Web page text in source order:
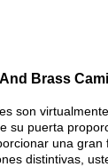
Brass
son
su puerta
una
distintivas,